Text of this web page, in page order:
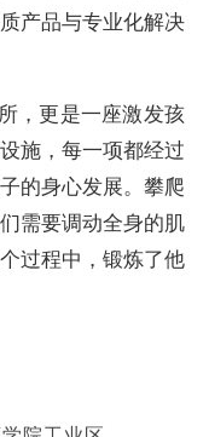
产品与专业化解决
，更是一座激发孩
施，每一项都经过
的身心发展。攀爬
需要调动全身的肌
过程中，锻炼了他